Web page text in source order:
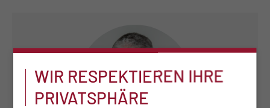
WIR RESPEKTIEREN IHRE
PRIVATSPHÄRE